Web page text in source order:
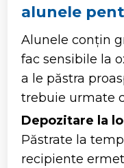
alunele
Alunele conțin
fac sensibile la
a le păstra
trebuie urmate
Depozitare la
Păstrate la
recipiente